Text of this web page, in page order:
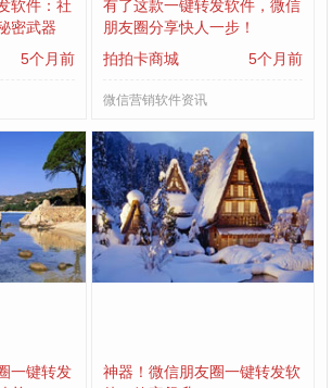
软件：社
密武器
5个月前
有了这款一键转发软件，微信
朋友圈分享快人一步！
拍拍卡商城
5个月前
微信营销软件资讯
一键转发
神器！微信朋友圈一键转发软